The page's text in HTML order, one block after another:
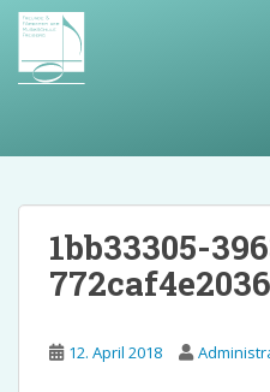
o
1bb33305-
772caf4e2036
12. April 2018